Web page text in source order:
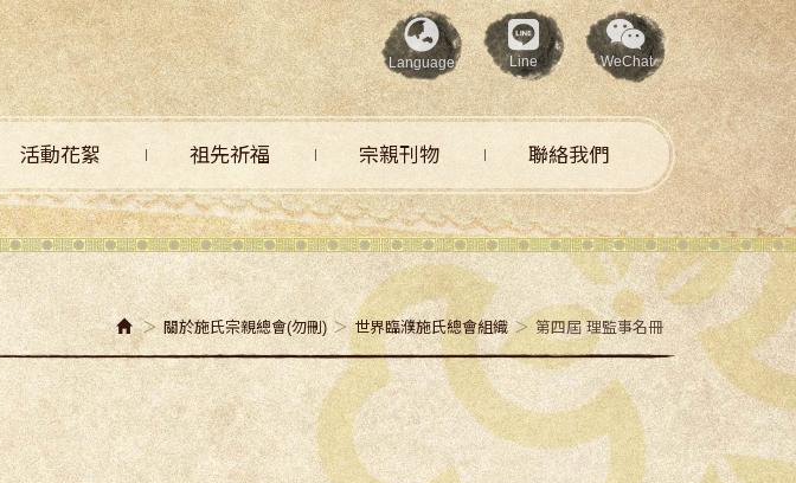
活動花絮 祖先祈福 宗親刊物 聯絡我們
Language Line WeChat
關於施氏宗親總會(勿刪) 世界臨濮施氏總會組織 第四屆 理監事名冊